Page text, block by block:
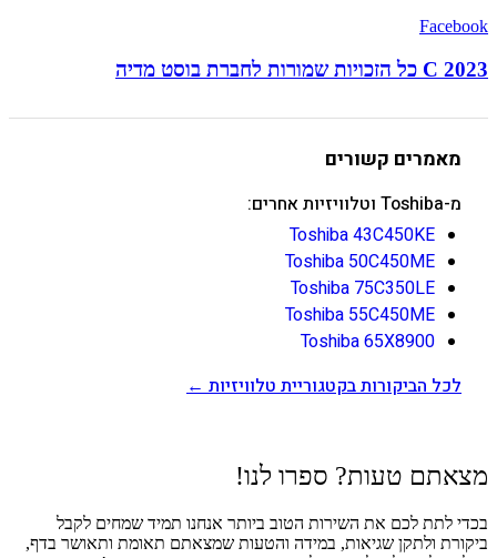
Facebook
C 2023 כל הזכויות שמורות לחברת בוסט מדיה
מאמרים קשורים
מ-Toshiba וטלוויזיות אחרים:
Toshiba 43C450KE
Toshiba 50C450ME
Toshiba 75C350LE
Toshiba 55C450ME
Toshiba 65X8900
לכל הביקורות בקטגוריית טלוויזיות ←
מצאתם טעות? ספרו לנו!
בכדי לתת לכם את השירות הטוב ביותר אנחנו תמיד שמחים לקבל
ביקורת ולתקן שגיאות, במידה והטעות שמצאתם תאומת ותאושר בדף,